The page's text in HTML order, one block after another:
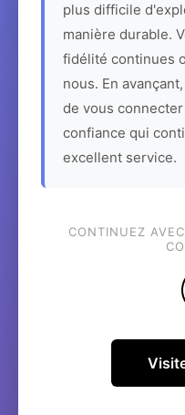
plus difficile
manière durable.
fidélité continues
nous. En
de vous
confiance qui
excellent service.
CONTINUEZ